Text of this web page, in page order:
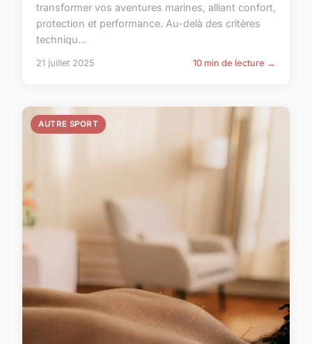
transformer vos aventures marines, alliant confort,
protection et performance. Au-delà des critères
techniqu...
21 juillet 2025 10 min de lecture →
AUTRE SPORT